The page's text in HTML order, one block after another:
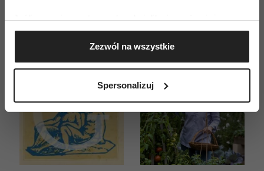
Jeśli wyrazisz na to zgodę, chcielibyśmy również:
Gromadzić dane dotyczące Twojej lokalizacji
geograficznej z dokładnością nawet do kilku metrów
Identyfikować Twoje urządzenie, aktywnie
(fingerprinting, czyli wirtualny odcisk palca)
dane są przetwarzane oraz ustaw własne preferencje w
sekcji szczegółów. W Deklaracji plików cookie możesz
zmienić lub wycofać swoją zgodę w dowolnej chwili.
Zezwól na wszystkie
Spersonalizuj